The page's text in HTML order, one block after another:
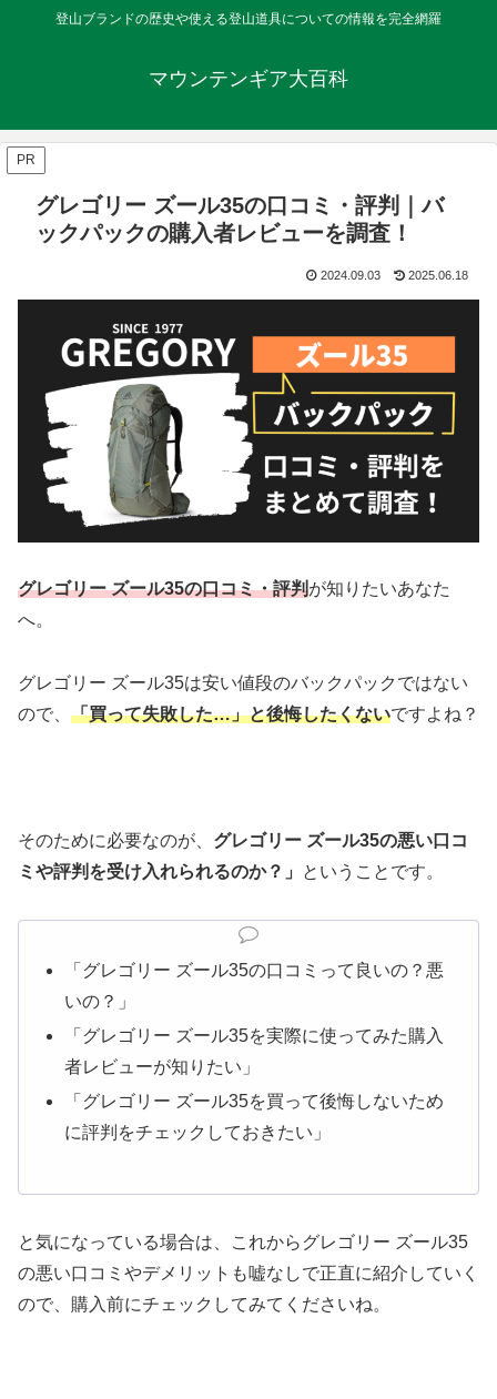
登山ブランドの歴史や使える登山道具についての情報を完全網羅
マウンテンギア大百科
PR
グレゴリー ズール35の口コミ・評判｜バ
ックパックの購入者レビューを調査！
2024.09.03 2025.06.18
グレゴリー ズール35の口コミ・評判が知りたいあなた
へ。
グレゴリー ズール35は安い値段のバックパックではない
ので、 「買って失敗した…」と後悔したくないですよね？
そのために必要なのが、 グレゴリー ズール35の悪い口コ
ミや評判を受け入れられるのか？」
ということです。
「グレゴリー ズール35の口コミって良いの？悪
いの？」
「グレゴリー ズール35を実際に使ってみた購入
者レビューが知りたい」
「グレゴリー ズール35を買って後悔しないため
に評判をチェックしておきたい」
と気になっている場合は、これからグレゴリー ズール35
の悪い口コミやデメリットも嘘なしで正直に紹介していく
ので、購入前にチェックしてみてくださいね。